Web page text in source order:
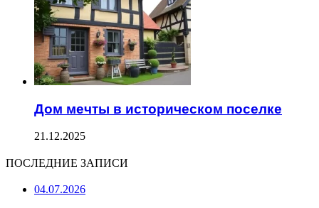
Дом мечты в историческом поселке
21.12.2025
ПОСЛЕДНИЕ ЗАПИСИ
04.07.2026